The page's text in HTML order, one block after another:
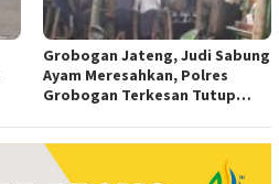
Grobogan Jateng, Judi Sabung
Ayam Meresahkan, Polres
Grobogan Terkesan Tutup